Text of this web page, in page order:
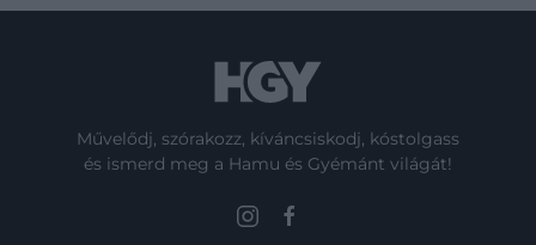
Művelődj, szórakozz, kíváncsiskodj, kóstolgass
és ismerd meg a Hamu és Gyémánt világát!